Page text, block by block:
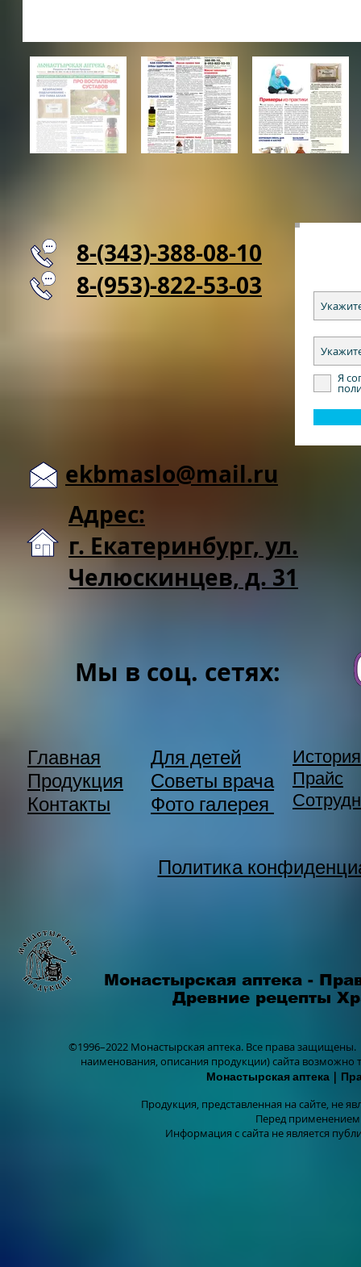
8-(343)-388-08-10
8-(953)-822-53-03
Я
ekbmaslo@mail.ru
Адрес:
г. Екатеринбург, ул.
Челюскинцев, д. 31
Мы в соц. сетях:
Главная
Продукция
Контакты
Для детей
Советы врача
Фото галерея
История
Прайс
Политика
Монастырская аптека -
Древние рецепты
©1996–2022 Монастырская аптека. Все права защищены.
наименования, описания продукции) сайта
Монастырская аптека |
Продукция, представленная на сайте, не
Перед применением
Информация с сайта не является